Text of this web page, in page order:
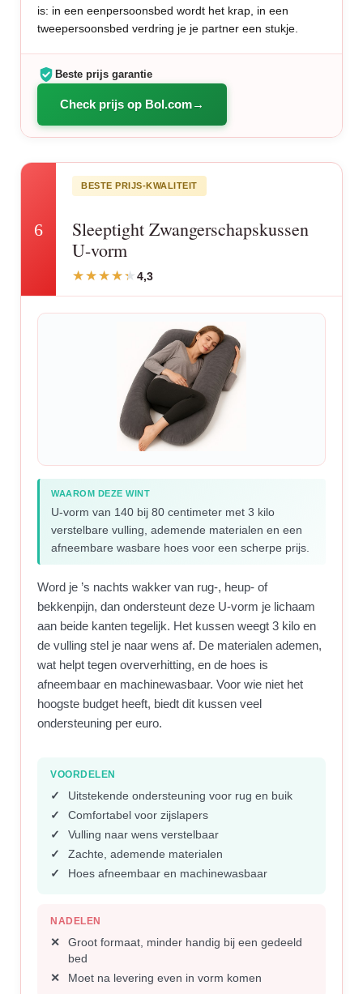
is: in een eenpersoonsbed wordt het krap, in een
tweepersoonsbed verdring je je partner een stukje.
Beste prijs garantie
Check prijs op Bol.com
6
BESTE PRIJS-KWALITEIT
Sleeptight Zwangerschapskussen
U-vorm
4,3
WAAROM DEZE WINT
U-vorm van 140 bij 80 centimeter met 3 kilo
verstelbare vulling, ademende materialen en een
afneembare wasbare hoes voor een scherpe prijs.
Word je ’s nachts wakker van rug-, heup- of
bekkenpijn, dan ondersteunt deze U-vorm je lichaam
aan beide kanten tegelijk. Het kussen weegt 3 kilo en
de vulling stel je naar wens af. De materialen ademen,
wat helpt tegen oververhitting, en de hoes is
afneembaar en machinewasbaar. Voor wie niet het
hoogste budget heeft, biedt dit kussen veel
ondersteuning per euro.
VOORDELEN
Uitstekende ondersteuning voor rug en buik
Comfortabel voor zijslapers
Vulling naar wens verstelbaar
Zachte, ademende materialen
Hoes afneembaar en machinewasbaar
NADELEN
Groot formaat, minder handig bij een gedeeld
bed
Moet na levering even in vorm komen